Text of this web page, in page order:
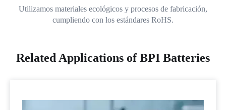
Utilizamos materiales ecológicos y procesos de fabricación,
cumpliendo con los estándares RoHS.
Related Applications of BPI Batteries